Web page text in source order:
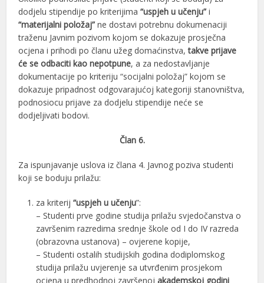
dodjelu stipendije po kriterijima“uspjeh u učenju” i
“materijalni položaj” ne dostavi potrebnu dokumenaciji
traženu Javnim pozivom kojom se dokazuje prosječna
ocjena i prihodi po članu užeg domaćinstva,takve prijave
će se odbaciti kao nepotpune, a za nedostavljanje
dokumentacije po kriteriju “socijalni položaj” kojom se
dokazuje pripadnost odgovarajućoj kategoriji stanovništva,
podnosiocu prijave za dodjelu stipendije neće se
dodjeljivati bodovi.
Član 6.
Za ispunjavanje uslova iz člana 4. Javnog poziva studenti
koji se boduju prilažu:
za kriterij“uspjeh u učenju”:
– Studenti prve godine studija prilažu svjedočanstva o
završenim razredima srednje škole od I do IV razreda
(obrazovna ustanova) – ovjerene kopije,
– Studenti ostalih studijskih godina dodiplomskog
studija prilažu uvjerenje sa utvrđenim prosjekom
ocjena u predhodnoj završenojakademskoj godini